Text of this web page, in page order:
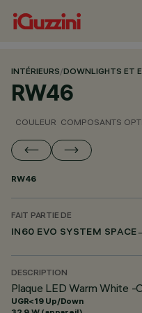
INTÉRIEURS/DOWNLIGHTS ET
RW46
COULEUR COMPOSANTS
RW46
FAIT PARTIE DE
IN60 EVO SYSTEM SPACE
DESCRIPTION
Plaque LED Warm White
UGR<19 Up/Down